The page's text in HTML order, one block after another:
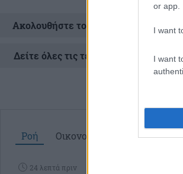
or app.
I want
I want
Ακολουθήστε το στο
Δείτε όλες τις τελευταίες Ειδήσεις
Ροή Οικονομία Επιχειρήσεις
24 λεπτά πριν